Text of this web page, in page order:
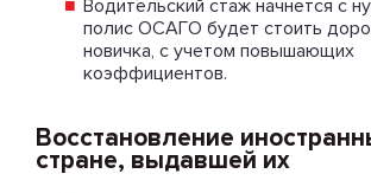
Водительский стаж начнется с
полис ОСАГО будет стоить
новичка, с учетом повышающих
коэффициентов.
Восстановление
стране, выдавшей их